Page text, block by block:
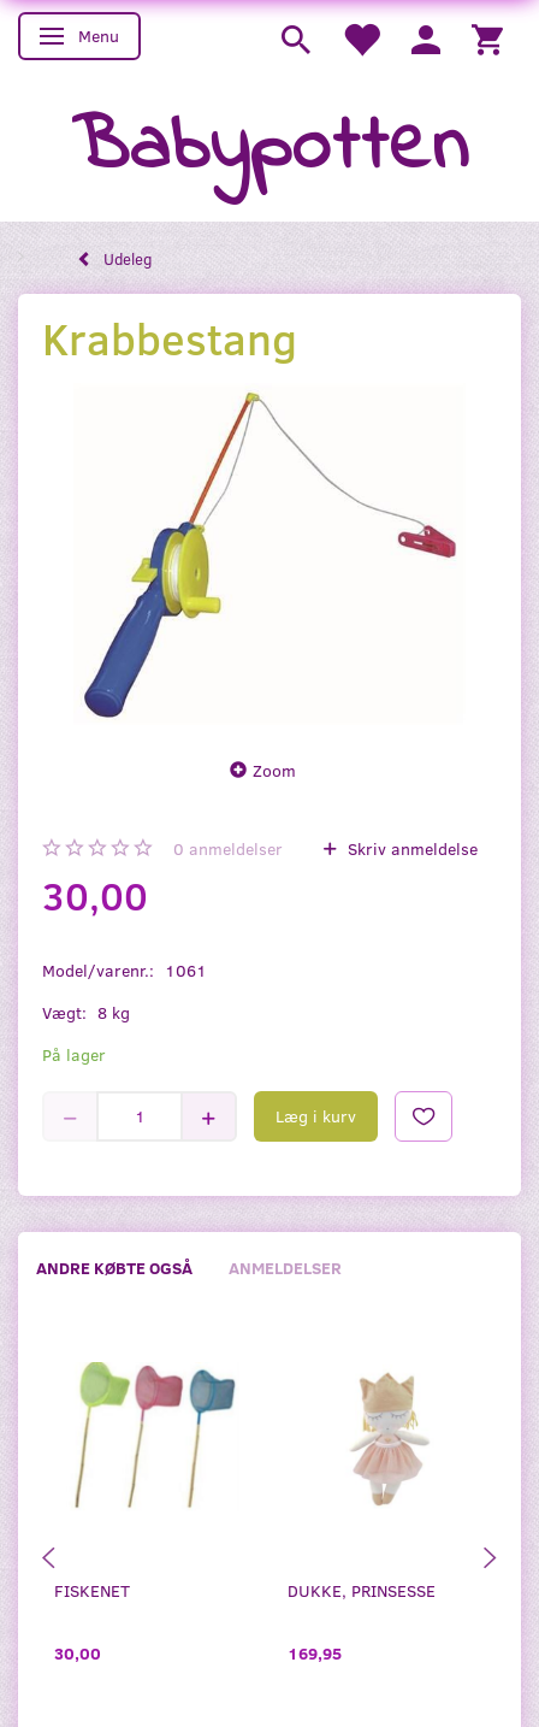
Skifte navigation
Menu
Babypotten
Udeleg
Krabbestang
Zoom
0 anmeldelser Skriv anmeldelse
30,00
Model/varenr.:
1061
Vægt: 8 kg
På lager
Læg i kurv
ANDRE KØBTE OGSÅ ANMELDELSER
FISKENET
30,00
DUKKE, PRINSESSE
169,95